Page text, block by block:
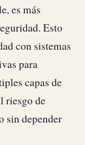
es más
Esto
con sistemas
para
capas de
riesgo de
sin depender